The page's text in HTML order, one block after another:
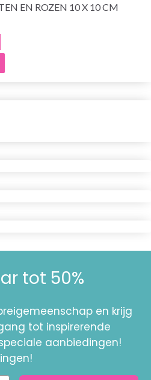
EN ROZEN 10 X 10 CM
tot 50%
en krijg
tot inspirerende
aanbiedingen!
ingen!